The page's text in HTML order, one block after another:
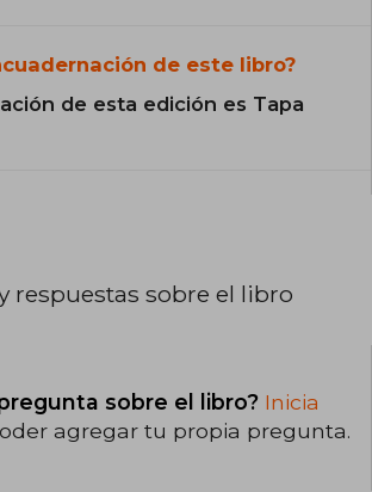
de este libro?
de esta edición es Tapa
respuestas sobre el libro
sobre el libro? Inicia
agregar tu propia pregunta.